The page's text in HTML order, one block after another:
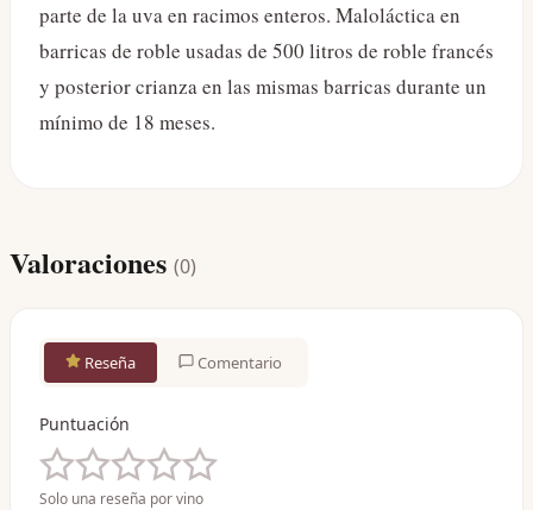
parte de la uva en racimos enteros. Maloláctica en
barricas de roble usadas de 500 litros de roble francés
y posterior crianza en las mismas barricas durante un
mínimo de 18 meses.
Valoraciones (0)
Reseña Comentario
Puntuación
Solo una reseña por vino